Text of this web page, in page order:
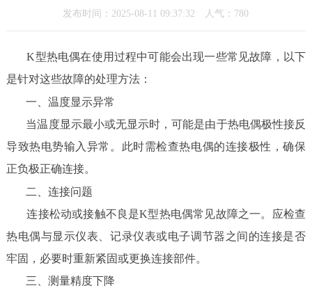
发布时间：2025-08-11 09:37:32 人气：780
K型热电偶在使用过程中可能会出现一些常见故障，以下
是针对这些故障的处理方法：
一、温度显示异常
当温度显示最小或无显示时，可能是由于热电偶极性接反
导致热电势输入异常。此时需检查热电偶的连接极性，确保
正负极正确连接。
二、连接问题
连接松动或接触不良是K型热电偶常见故障之一。应检查
热电偶与显示仪表、记录仪表或电子调节器之间的连接是否
牢固，必要时重新紧固或更换连接部件。
三、测量精度下降